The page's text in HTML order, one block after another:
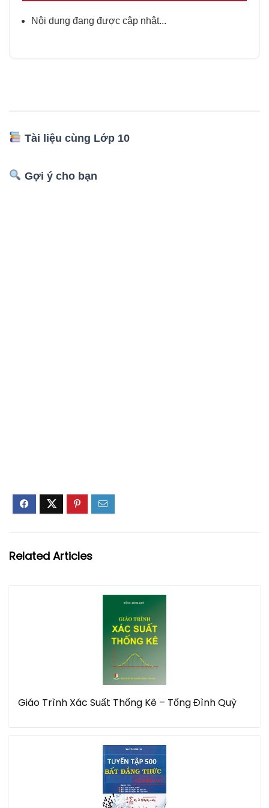
Nội dung đang được cập nhật...
Tài liệu cùng Lớp 10
Gợi ý cho bạn
Related Articles
Giáo Trình Xác Suất Thống Kê – Tống Đình Quỳ